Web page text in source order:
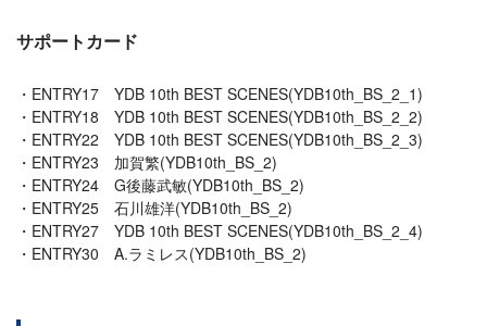
サポートカード
ENTRY17 YDB 10th BEST SCENES(YDB10th_BS_2_1)
ENTRY18 YDB 10th BEST SCENES(YDB10th_BS_2_2)
ENTRY22 YDB 10th BEST SCENES(YDB10th_BS_2_3)
ENTRY23 加賀繁(YDB10th_BS_2)
ENTRY24 G後藤武敏(YDB10th_BS_2)
ENTRY25 石川雄洋(YDB10th_BS_2)
ENTRY27 YDB 10th BEST SCENES(YDB10th_BS_2_4)
ENTRY30 A.ラミレス(YDB10th_BS_2)